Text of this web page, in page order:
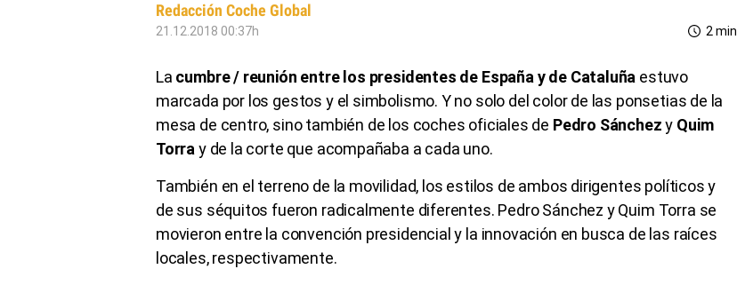
Redacción Coche Global
21.12.2018 00:37h 2 min
La cumbre / reunión entre los presidentes de España y de Cataluña estuvo
marcada por los gestos y el simbolismo. Y no solo del color de las ponsetias de la
mesa de centro, sino también de los coches oficiales de Pedro Sánchezy Quim
Torra y de la corte que acompañaba a cada uno.
También en el terreno de la movilidad, los estilos de ambos dirigentes políticos y
de sus séquitos fueron radicalmente diferentes. Pedro Sánchez y Quim Torra se
movieron entre la convención presidencial y la innovación en busca de las raíces
locales, respectivamente.